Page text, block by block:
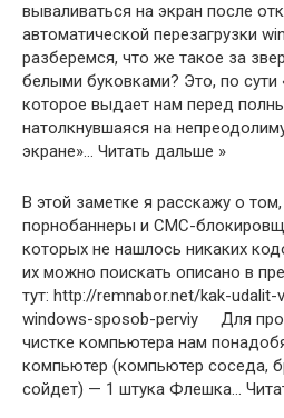
вываливаться на экран после
автоматической перезагрузки
разберемся, что же такое за
белыми буковками? Это, по сути
которое выдает нам перед
натолкнувшаяся на
экране»… Читать дальше »
В этой заметке я расскажу о
порнобаннеры и СМС-
которых не нашлось никаких
их можно поискать описано в
тут: http://remnabor.net/kak-udalit-
windows-sposob-perviy Для
чистке компьютера нам
компьютер (компьютер соседа,
сойдет) — 1 штука Флешка…